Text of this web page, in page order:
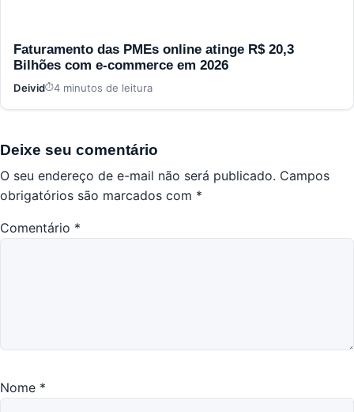
Faturamento das PMEs online atinge R$ 20,3
Bilhões com e-commerce em 2026
Deivid 4 minutos de leitura
Deixe seu comentário
O seu endereço de e-mail não será publicado. Campos
obrigatórios são marcados com *
Comentário *
Nome *